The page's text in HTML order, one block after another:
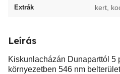
Extrák kert,
Leírás
Kiskunlacházán Dunaparttól 5
környezetben 546 nm